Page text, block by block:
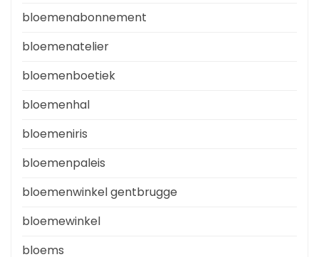
bloemenabonnement
bloemenatelier
bloemenboetiek
bloemenhal
bloemeniris
bloemenpaleis
bloemenwinkel gentbrugge
bloemewinkel
bloems